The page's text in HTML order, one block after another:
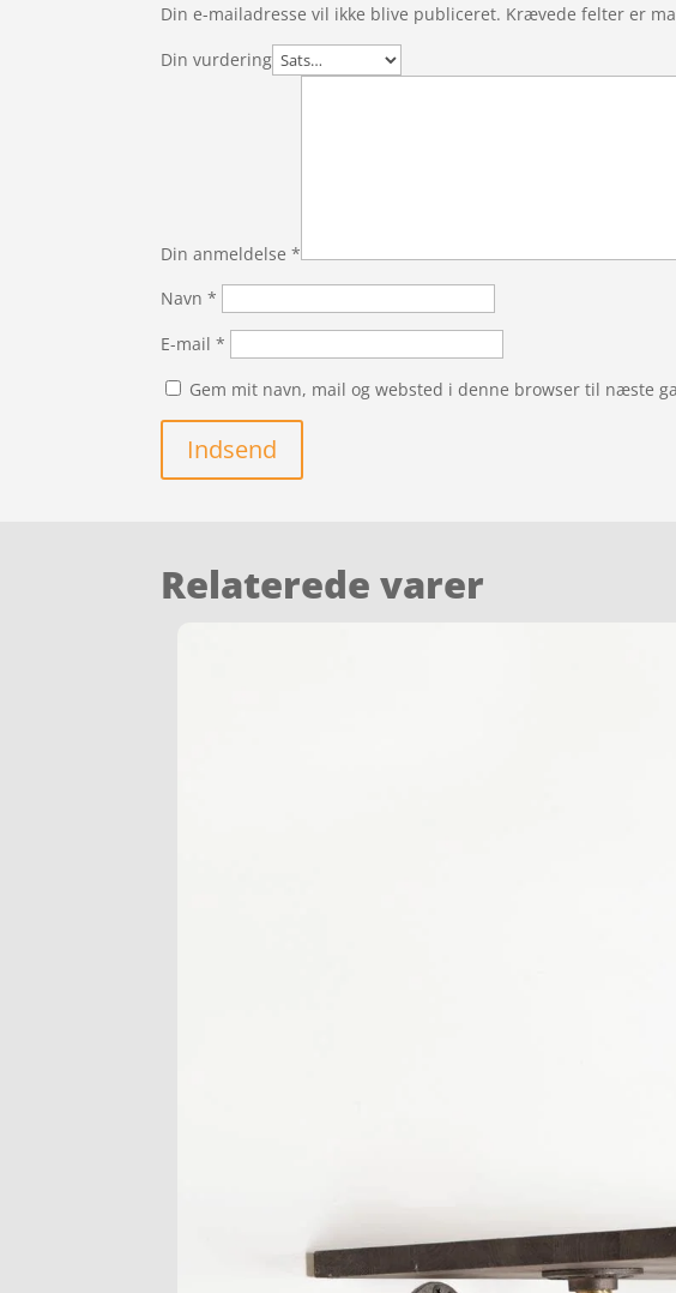
Din e-mailadresse vil ikke blive publiceret. Krævede felter er
Din vurdering
Din anmeldelse*
Navn*
E-mail*
Gem mit navn, mail og websted i denne browser til næste
Indsend
Relaterede varer